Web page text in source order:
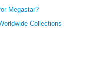
Megastar?
Collections